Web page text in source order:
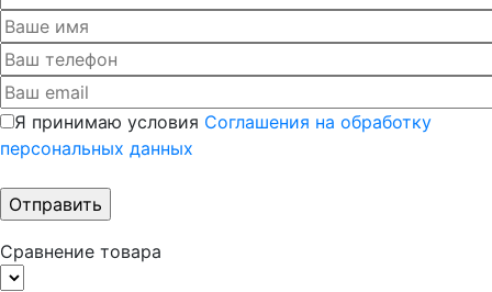
Я принимаю условия Соглашения на обработку
персональных данных
Сравнение товара